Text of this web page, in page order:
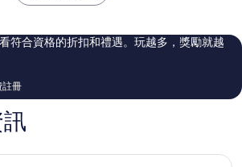
評
論
符合資格的折扣和禮遇。玩越多，獎勵就越
註冊